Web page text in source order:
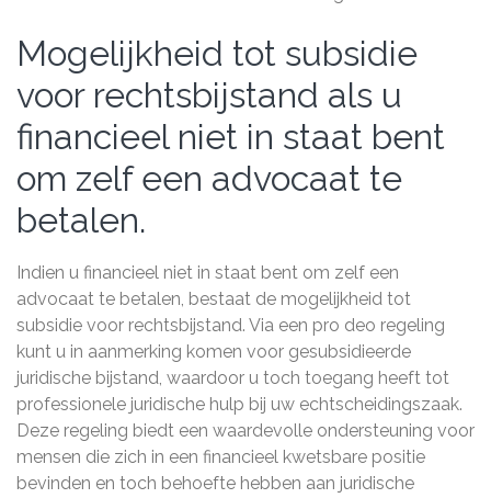
Mogelijkheid tot subsidie
voor rechtsbijstand als u
financieel niet in staat bent
om zelf een advocaat te
betalen.
Indien u financieel niet in staat bent om zelf een
advocaat te betalen, bestaat de mogelijkheid tot
subsidie voor rechtsbijstand. Via een pro deo regeling
kunt u in aanmerking komen voor gesubsidieerde
juridische bijstand, waardoor u toch toegang heeft tot
professionele juridische hulp bij uw echtscheidingszaak.
Deze regeling biedt een waardevolle ondersteuning voor
mensen die zich in een financieel kwetsbare positie
bevinden en toch behoefte hebben aan juridische